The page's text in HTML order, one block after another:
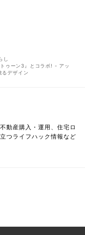
し
ゥーン3』とコラボ! - アッ
るデザイン
動産購入・運用、住宅ロ
つライフハック情報など